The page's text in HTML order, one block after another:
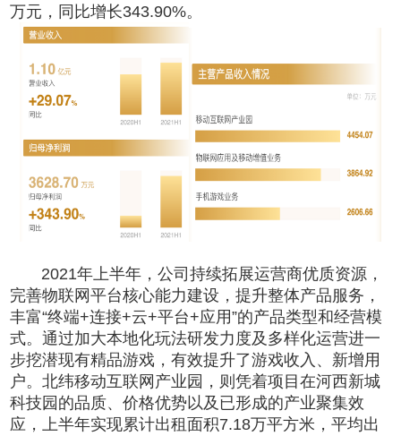
万元，同比增长343.90%。
2021年上半年，公司持续拓展运营商优质资源，
完善物联网平台核心能力建设，提升整体产品服务，
丰富“终端+连接+云+平台+应用”的产品类型和经营模
式。通过加大本地化玩法研发力度及多样化运营进一
步挖潜现有精品游戏，有效提升了游戏收入、新增用
户。北纬移动互联网产业园，则凭着项目在河西新城
科技园的品质、价格优势以及已形成的产业聚集效
应，上半年实现累计出租面积7.18万平方米，平均出